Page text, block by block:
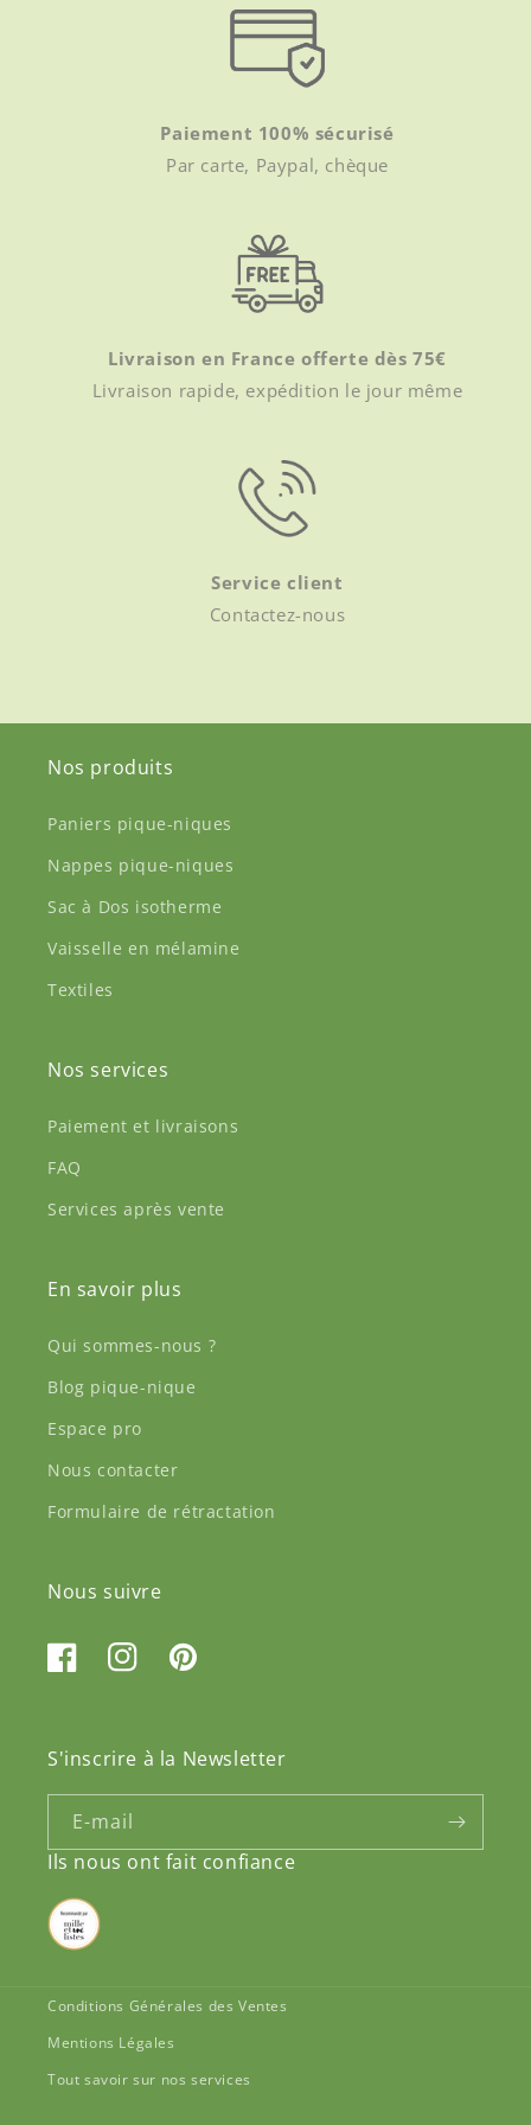
Paiement 100% sécurisé
Par carte, Paypal, chèque
Livraison en France offerte dès 75€
Livraison rapide, expédition le jour même
Service client
Contactez-nous
Nos produits
Paniers pique-niques
Nappes pique-niques
Sac à Dos isotherme
Vaisselle en mélamine
Textiles
Nos services
Paiement et livraisons
FAQ
Services après vente
En savoir plus
Qui sommes-nous ?
Blog pique-nique
Espace pro
Nous contacter
Formulaire de rétractation
Nous suivre
FacebookInstagramPinterest
S'inscrire à la Newsletter
E-mail
Ils nous ont fait confiance
Conditions Générales des Ventes
Mentions Légales
Tout savoir sur nos services